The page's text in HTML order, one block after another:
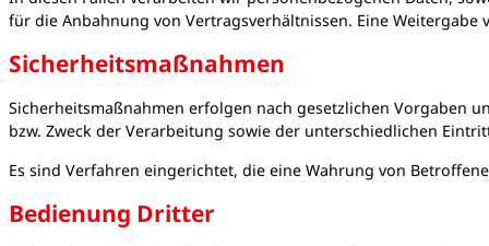
für die Anbahnung von Vertragsverhältnissen. Eine
Sicherheitsmaßnahmen
Sicherheitsmaßnahmen erfolgen nach gesetzlichen Vorgaben
bzw. Zweck der Verarbeitung sowie der unterschiedlichen
Es sind Verfahren eingerichtet, die eine Wahrung von
Bedienung Dritter